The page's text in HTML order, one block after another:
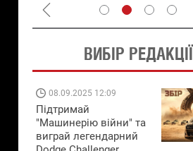
ВИБІР РЕДАКЦІЇ
08.09.2025 12:09
Підтримай
"Машинерію війни" та
виграй легендарний